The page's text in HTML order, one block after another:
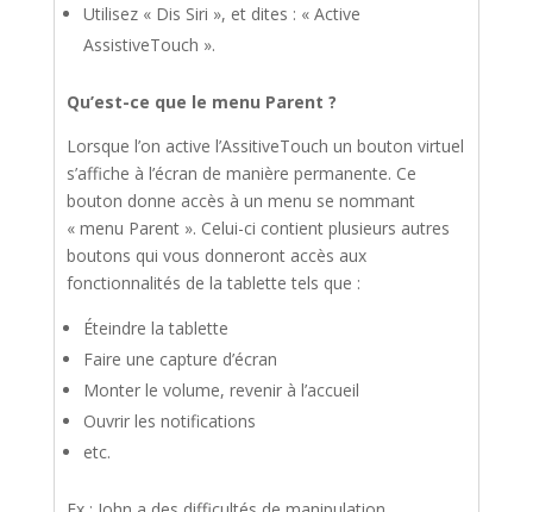
Utilisez « Dis Siri », et dites : « Active
AssistiveTouch ».
Qu’est-ce que le menu Parent ?
Lorsque l’on active l’AssitiveTouch un bouton virtuel
s’affiche à l’écran de manière permanente. Ce
bouton donne accès à un menu se nommant
« menu Parent ». Celui-ci contient plusieurs autres
boutons qui vous donneront accès aux
fonctionnalités de la tablette tels que :
Éteindre la tablette
Faire une capture d’écran
Monter le volume, revenir à l’accueil
Ouvrir les notifications
etc.